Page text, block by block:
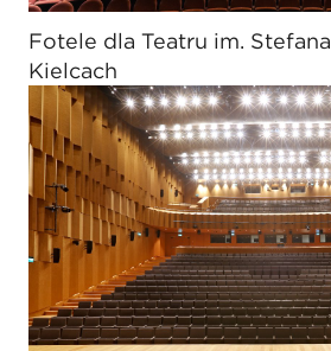
Fotele dla Teatru im.
Kielcach